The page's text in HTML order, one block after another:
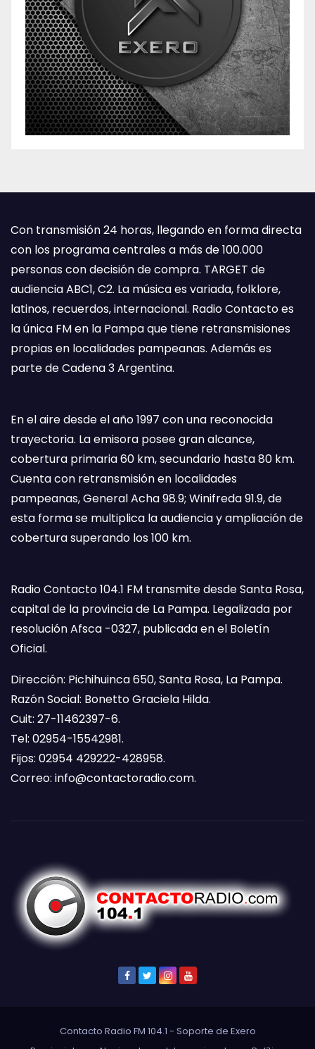
Con transmisión 24 horas, llegando en forma directa
con los programa centrales a más de 100.000
personas con decisión de compra. TARGET de
audiencia ABC1, C2. La música es variada, folklore,
latinos, recuerdos, internacional. Radio Contacto es
la única FM en la Pampa que tiene retransmisiones
propias en localidades pampeanas. Además es
parte de Cadena 3 Argentina.
En el aire desde el año 1997 con una reconocida
trayectoria. La emisora posee gran alcance,
cobertura primaria 60 km, secundario hasta 80 km.
Cuenta con retransmisión en localidades
pampeanas, General Acha 98.9; Winifreda 91.9, de
esta forma se multiplica la audiencia y ampliación de
cobertura superando los 100 km.
Radio Contacto 104.1 FM transmite desde Santa Rosa,
capital de la provincia de La Pampa. Legalizada por
resolución Afsca -0327, publicada en el Boletín
Oficial.
Dirección: Pichihuinca 650, Santa Rosa, La Pampa.
Razón Social: Bonetto Graciela Hilda.
Cuit: 27-11462397-6.
Tel: 02954-15542981.
Fijos: 02954 429222-428958.
Correo: info@contactoradio.com.
Contacto Radio FM 104.1 - Soporte de Exero